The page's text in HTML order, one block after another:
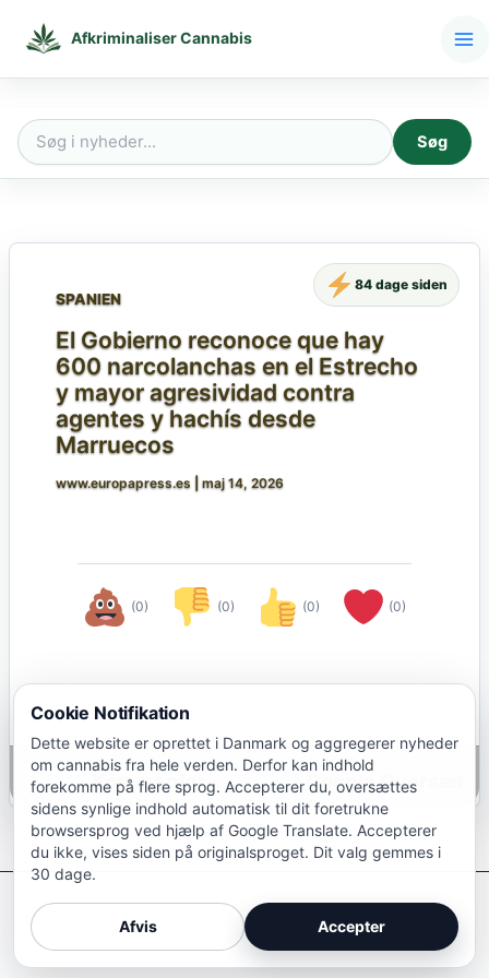
Afkriminaliser Cannabis
Søg
Søg
SPANIEN
El Gobierno reconoce que hay
600 narcolanchas en el Estrecho
y mayor agresividad contra
agentes y hachís desde
Marruecos
www.europapress.es maj 14, 2026
(0) (0) (0) (0)
84 dage siden
Google Oversæt
Afkriminaliser Cannabis
Cookie Notifikation
Dette website er oprettet i Danmark og aggregerer nyheder
om cannabis fra hele verden. Derfor kan indhold
forekomme på flere sprog. Accepterer du, oversættes
sidens synlige indhold automatisk til dit foretrukne
browsersprog ved hjælp af Google Translate. Accepterer
du ikke, vises siden på originalsproget. Dit valg gemmes i
30 dage.
Afvis Accepter